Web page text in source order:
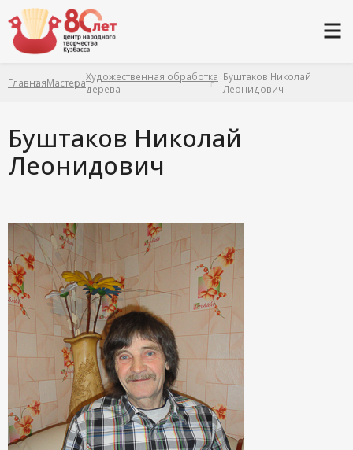
ГлавнаяМастераХудожественная обработка
дерева
Буштаков Николай
Леонидович
Буштаков Николай
Леонидович